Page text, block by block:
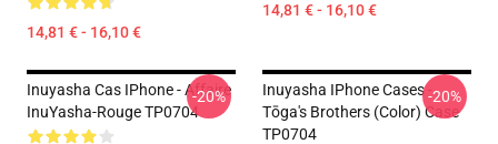
14,81 € - 16,10 €
14,81 € - 16,10 €
Inuyasha Cas IPhone - Affaire
InuYasha-Rouge TP0704
-20%
Inuyasha IPhone Cases -
Tōga's Brothers (color) Case
TP0704
-20%